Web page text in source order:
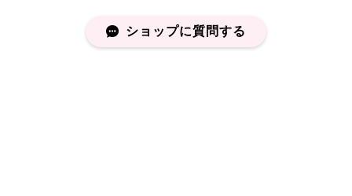
ショップに質問する